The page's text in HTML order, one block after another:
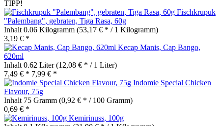
TIPP!
Fischkrupuk
"Palembang", gebraten, Tiga Rasa, 60g
Inhalt 0.06 Kilogramm (53,17 € * / 1 Kilogramm)
3,19 € *
Kecap Manis, Cap Bango,
620ml
Inhalt 0.62 Liter(12,08 € * / 1 Liter)
7,49 € * 7,99 € *
Indomie Special Chicken
Flavour, 75g
Inhalt 75 Gramm (0,92 € * / 100 Gramm)
0,69 € *
Kemirinuss, 100g